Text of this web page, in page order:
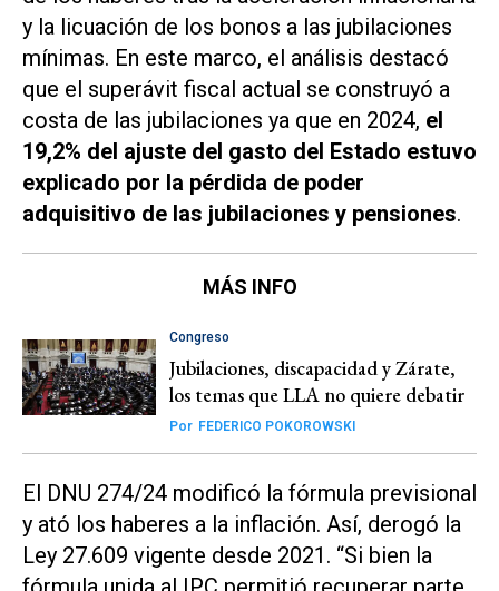
y la licuación de los bonos a las jubilaciones
mínimas. En este marco, el análisis destacó
que el superávit fiscal actual se construyó a
costa de las jubilaciones ya que en 2024, el
19,2% del ajuste del gasto del Estado estuvo
explicado por la pérdida de poder
adquisitivo de las jubilaciones y pensiones.
MÁS INFO
Congreso
Jubilaciones, discapacidad y Zárate,
los temas que LLA no quiere debatir
Por FEDERICO POKOROWSKI
El DNU 274/24 modificó la fórmula previsional
y ató los haberes a la inflación. Así, derogó la
Ley 27.609 vigente desde 2021. “Si bien la